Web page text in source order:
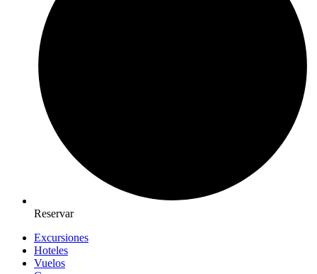
Reservar
Excursiones
Hoteles
Vuelos